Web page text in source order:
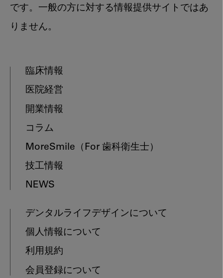
です。一般の方に対する情報提供サイトではあ
りません。
臨床情報
医院経営
開業情報
コラム
MoreSmile （For 歯科衛生士）
技工情報
NEWS
デンタルライフデザインについて
個人情報について
利用規約
会員登録について